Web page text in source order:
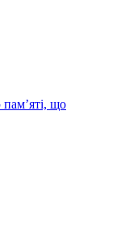
пам’яті, що